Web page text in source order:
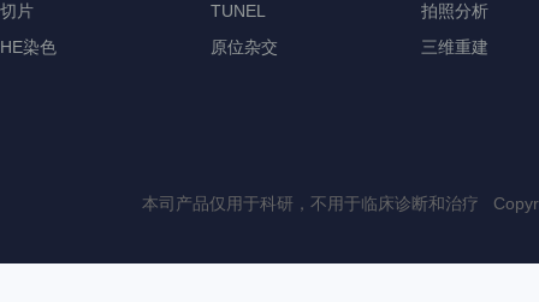
切片
HE染色
TUNEL
原位杂交
拍照分析
三维重建
本司产品仅用于科研，不用于临床诊断和治疗